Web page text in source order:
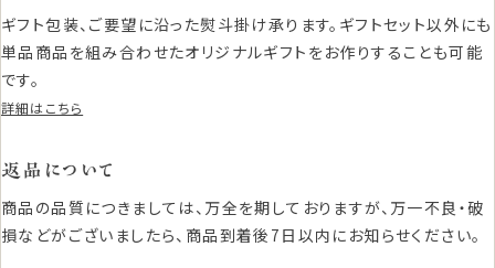
ギフト包装、ご要望に沿った熨斗掛け承ります。ギフトセット以外にも
単品商品を組み合わせたオリジナルギフトをお作りすることも可能
です。
詳細はこちら
返品について
商品の品質につきましては、万全を期しておりますが、万一不良・破
損などがございましたら、商品到着後7日以内にお知らせください。